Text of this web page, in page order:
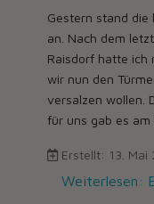
Gestern stand die
an. Nach dem
Raisdorf hatte ich
wir nun den
versalzen wollen.
für uns gab es am
Erstellt: 13. Mai
Weiterlesen: